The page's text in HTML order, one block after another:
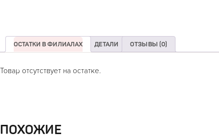
ОСТАТКИ В ФИЛИАЛАХ ДЕТАЛИ ОТЗЫВЫ (0)
Товар отсутствует на остатке.
ПОХОЖИЕ